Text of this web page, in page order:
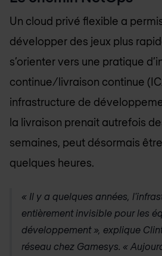
Un cloud privé flexible a
développer des jeux plus
s’orienter vers une pratique
continue/livraison continue
infrastructure de
la livraison prenait autrefois
semaines, peut désormais
quelques heures.
« Il y a quelques années,
entièrement invisible pour les
développement », explique
réseau chez Gamesys. «